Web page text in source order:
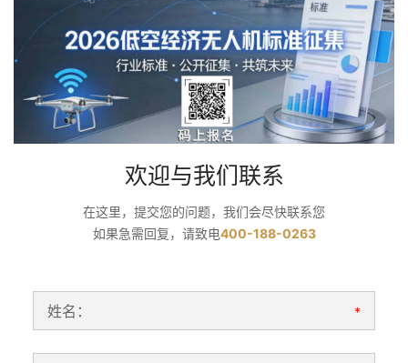
欢迎与我们联系
在这里，提交您的问题，我们会尽快联系您
如果急需回复，请致电400-188-0263
姓名： *